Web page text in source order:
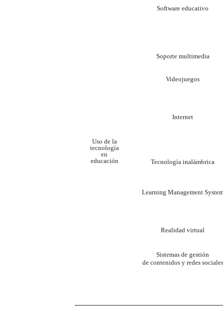
Software educativo
Soporte multimedia
Videojuegos
Internet
Uso de la
tecnología
en
educación
Tecnología inalámbrica
Learning Management
Realidad virtual
Sistemas de gestión
de contenidos y redes sociales